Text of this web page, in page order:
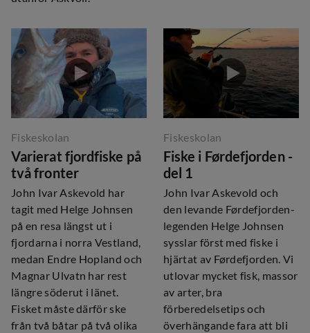
Fiskeskolan
Varierat fjordfiske på
två fronter
John Ivar Askevold har
tagit med Helge Johnsen
på en resa längst ut i
fjordarna i norra Vestland,
medan Endre Hopland och
Magnar Ulvatn har rest
längre söderut i länet.
Fisket måste därför ske
från två båtar på två olika
Fiskeskolan
Fiske i Førdefjorden -
del 1
John Ivar Askevold och
den levande Førdefjorden-
legenden Helge Johnsen
sysslar först med fiske i
hjärtat av Førdefjorden. Vi
utlovar mycket fisk, massor
av arter, bra
förberedelsetips och
överhängande fara att bli